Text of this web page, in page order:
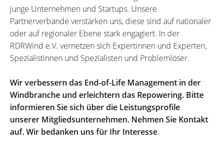
junge Unternehmen und Startups. Unsere
Partnerverbände verstärken uns, diese sind auf nationaler
oder auf regionaler Ebene stark engagiert. In der
RDRWind e.V. vernetzen sich Expertinnen und Experten,
Spezialistinnen und Spezialisten und Problemlöser.
Wir verbessern das End-of-Life Management in der
Windbranche und erleichtern das Repowering. Bitte
informieren Sie sich über die Leistungsprofile
unserer Mitgliedsunternehmen. Nehmen Sie Kontakt
auf. Wir bedanken uns für Ihr Interesse.